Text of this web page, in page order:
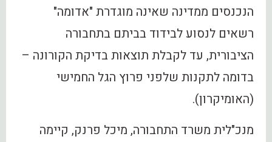
הנכנסים ממדינה שאינה מוגדרת "אדומה"
רשאים לנסוע לבידוד בביתם בתחבורה
הציבורית, עד לקבלת תוצאות בדיקת הקורונה –
בדומה לתקנות שלפני פרוץ הגל החמישי
(האומיקרון).
מנכ"לית משרד התחבורה, מיכל פרנק, קיימה